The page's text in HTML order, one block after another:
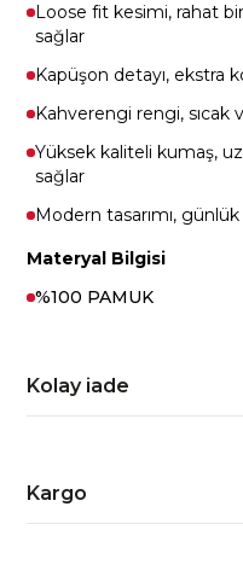
Loose fit kesimi, rahat
sağlar
Kapüşon detayı, ekstra
Kahverengi rengi, sıcak
Yüksek kaliteli kumaş,
sağlar
Modern tasarımı, günlük
Materyal Bilgisi
%100 PAMUK
Kolay iade
Kargo